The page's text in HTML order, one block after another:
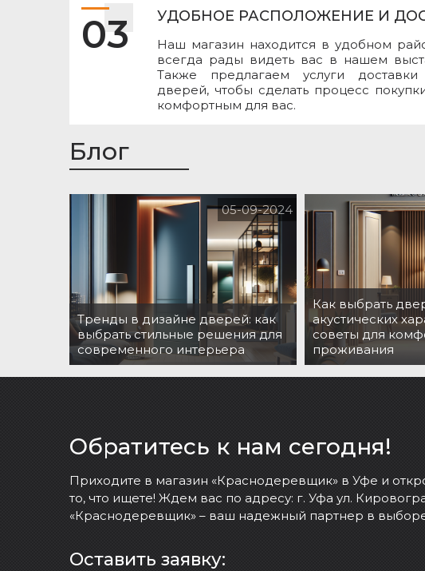
03 УДОБНОЕ РАСПОЛОЖЕНИЕ И
Наш магазин находится в удобном
всегда рады видеть вас в нашем
Также предлагаем услуги
дверей, чтобы сделать процесс
комфортным для вас.
Блог
Тренды в дизайне дверей: как
выбрать стильные решения для
современного интерьера
05-09-2024
Как выбрать
акустических
советы для
проживания
Обратитесь к нам сегодня!
Приходите в магазин «Краснодеревщик» в Уфе и
то, что ищете! Ждем вас по адресу: г. Уфа ул.
«Краснодеревщик» – ваш надежный партнер в
Оставить заявку: